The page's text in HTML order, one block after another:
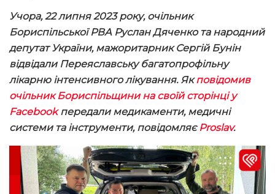
Учора, 22 липня 2023 року, очільник
Бориспільської РВА Руслан Дяченко та народний
депутат України, мажоритарник Сергій Бунін
відвідали Переяславську багатопрофільну
лікарню інтенсивного лікування. Якповідомив
очільник Бориспільщини на своїй сторінці у
Facebookпередали медикаменти, медичні
системи та інструменти, повідомляє Proslav.